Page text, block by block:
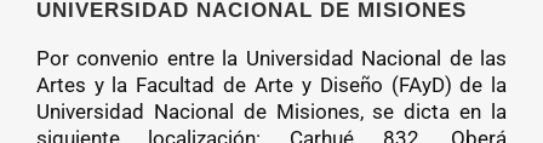
UNIVERSIDAD NACIONAL DE MISIONES
Por convenio entre la Universidad Nacional de las
Artes y la Facultad de Arte y Diseño (FAyD) de la
Universidad Nacional de Misiones, se dicta en la
siguiente localización: Carhué 832, Oberá